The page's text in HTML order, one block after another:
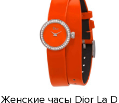
Женские часы Dior La D